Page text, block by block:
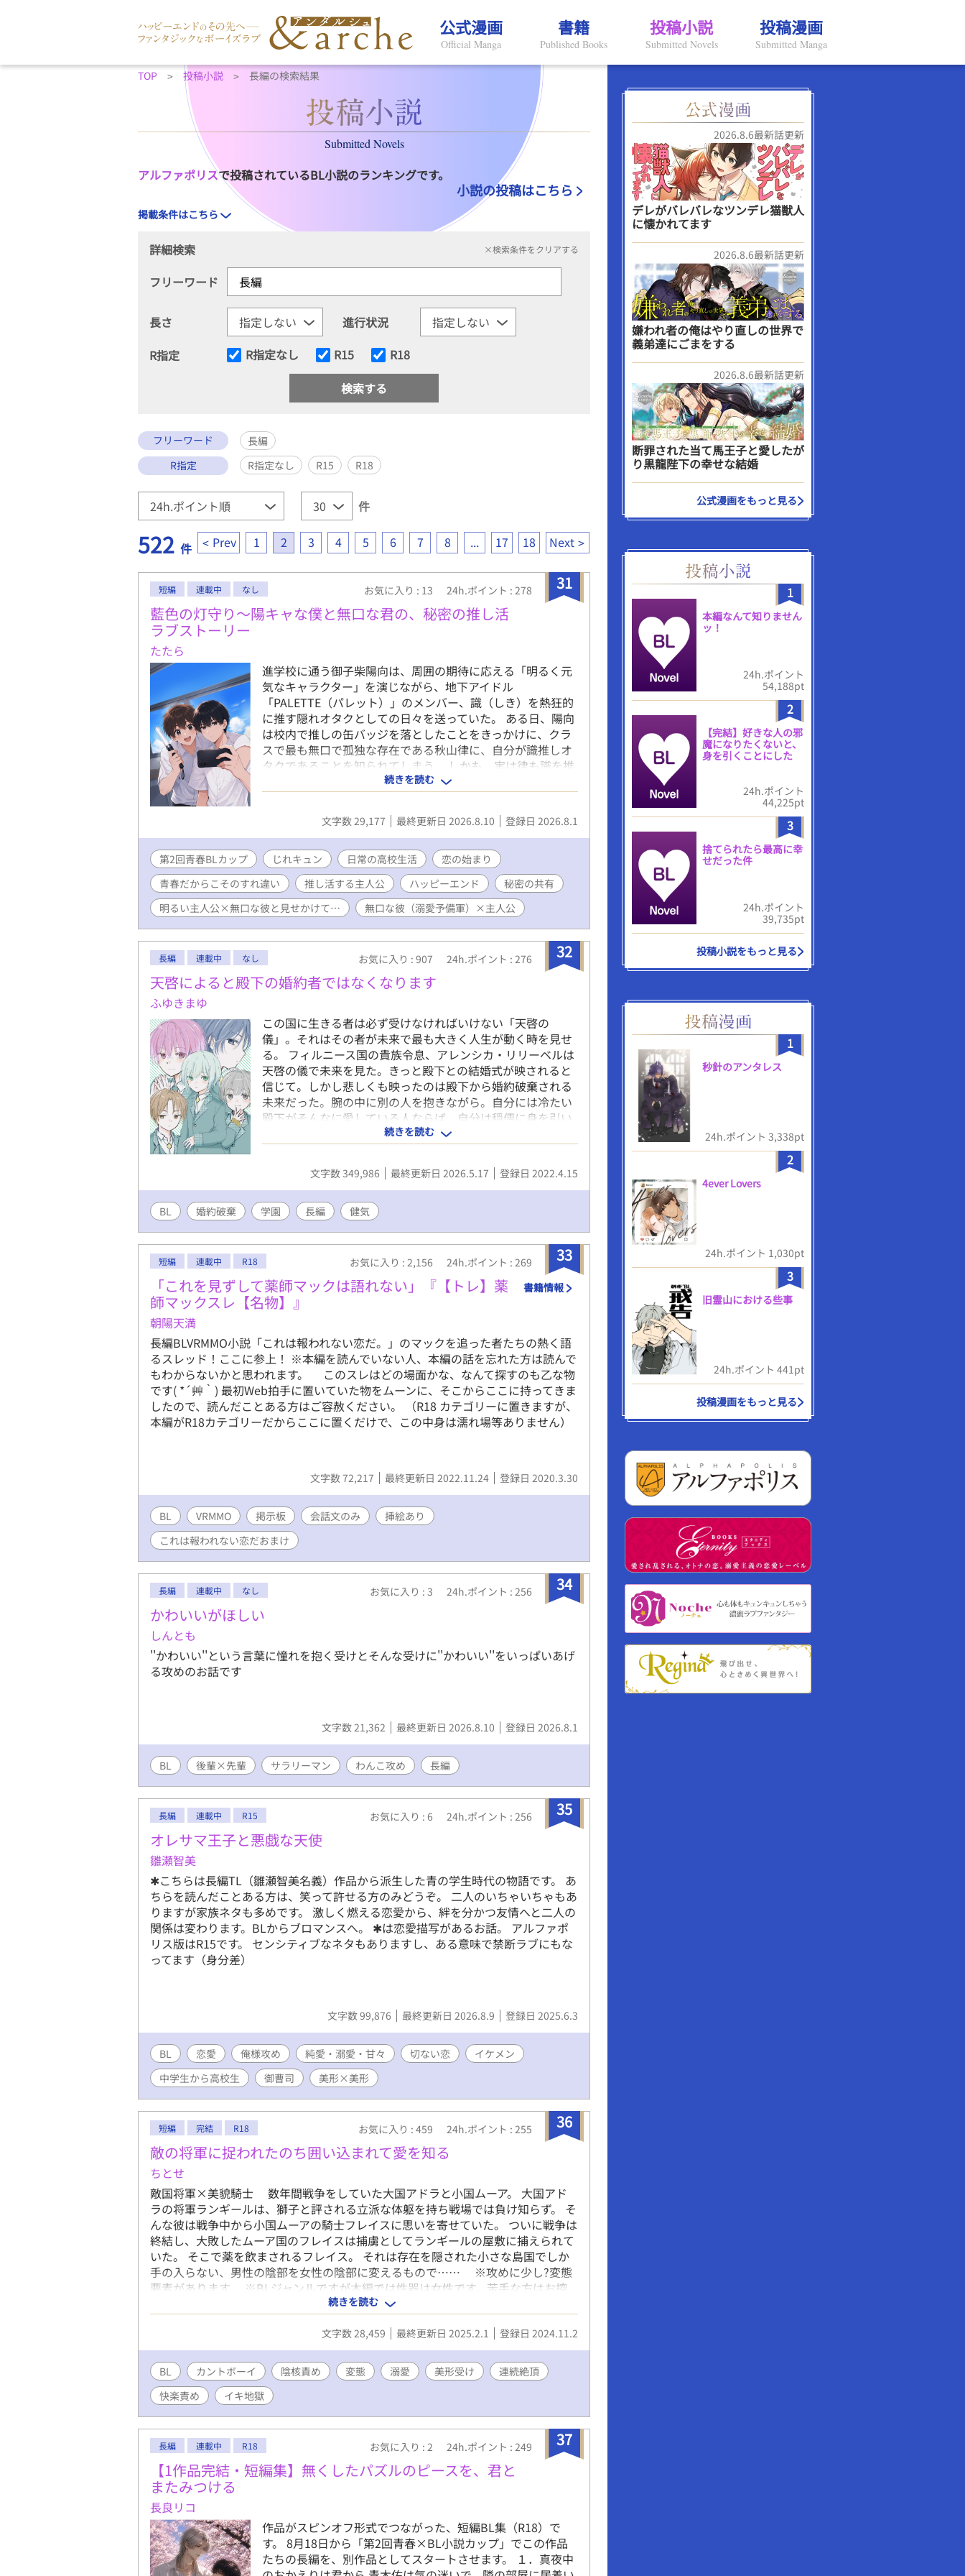
公式漫画
Official Manga
書籍
Published Books
投稿小説
Submitted Novels
投稿漫画
Submitted Manga
TOP 投稿小説 長編の検索結果
Submitted Novels
アルファポリスで投稿されているBL小説のランキングです。
小説の投稿はこちら
掲載条件はこちら
詳細検索 ×検索条件をクリアする
フリーワード
長さ
進行状況
R指定
R指定なし R15 R18
フリーワード
長編
R指定
R指定なし R15 R18
件
522 件 Prev 1 2 3 4 5 6 7 8 ... 17 18 Next
31
短編 連載中 なし お気に入り : 13 24h.ポイント : 278
藍色の灯守り～陽キャな僕と無口な君の、秘密の推し活
ラブストーリー
たたら
進学校に通う御子柴陽向は、周囲の期待に応える「明るく元
気なキャラクター」を演じながら、地下アイドル
「PALETTE（パレット）」のメンバー、識（しき）を熱狂的
に推す隠れオタクとしての日々を送っていた。 ある日、陽向
は校内で推しの缶バッジを落としたことをきっかけに、クラ
スで最も無口で孤独な存在である秋山律に、自分が識推しオ
タクであることを知られてしまう。 しかも、実は律も識を推
す「同担」だった！ 二人は「学校では他人のふりをする」と
いう規約を交わしながら、ライブの同行や律のマンションで
の勉強会を通じて、誰にも言えない秘密を共有する唯一無二
の仲になってく。 家庭環境から深い孤独を抱える律と、キャ
『灯火（ともしび）』の歌詞にある「ここにいていい」とい
う言葉に救われ、次第に素の自分をさらけ出せる居場所を見
出していく。 しかし、校内で二人の関係が噂になり始める
と、陽向は自分の立場を守るために咄嗟に律を突き放す嘘を
向。 騒動を乗り越えた２人は、お互いが人生の「灯火（とも
しび）」であることを確信する。 やがて恋人同士となった二
人は共に歩む未来を誓い合う。 「推し活」から始まるピュア
で切ない青春BLストーリーです。 *** 久しぶりの青春もの。
ュン！を目指しました。 ええ、キュン！です。 ちょっと最後
の方で、いつものごとく腹黒執着っぽい匂いが若干する気も
しますが。 初々しいキュンキュン物語です！（と力説するぐ
らいには、……青春です💦） いつもの溺愛系ではなく「恋の
始まり」をテーマにしています。 ※第2回青春BLカップ参加
作品です ※毎日12時、1話更新 ただし、第2回青春BLカップ
ではランダムにボーナスタイムが発生するとか……？ ボーナ
スタイムを見かけたときは、通常更新とは別に、１話多く更
新するので、未読には気を付けてくださいね。 ※29話で完
発生と、現在手直ししつつですので、話数が減る可能性あ
り。 なので完結予定日が前倒しになることもあります。 (完
結したけど、いつものごとく長編になってしまったので💦 青
春BLカップの規定文字数になるように、頑張って色々と削り
してます。 BETで応援していただけたら嬉しいです(*^^*)
続きを読む
文字数 29,177 最終更新日 2026.8.10 登録日 2026.8.1
第2回青春BLカップ じれキュン 日常の高校生活
恋の始まり
青春だからこそのすれ違い
推し活する主人公 ハッピーエンド
秘密の共有
明るい主人公×無口な彼と見せかけて…
無口な彼（溺愛予備軍）×主人公
32
長編 連載中 なし お気に入り : 907 24h.ポイント : 276
天啓によると殿下の婚約者ではなくなります
ふゆきまゆ
この国に生きる者は必ず受けなければいけない「天啓の
儀」。それはその者が未来で最も大きく人生が動く時を見せ
る。 フィルニース国の貴族令息、アレンシカ・リリーベルは
天啓の儀で未来を見た。きっと殿下との結婚式が映されると
信じて。しかし悲しくも映ったのは殿下から婚約破棄される
未来だった。腕の中に別の人を抱きながら。自分には冷たい
殿下がそんなに愛している人ならば、自分は穏便に身を引い
て二人を祝福しましょう。そうして一年後、学園に入学後に
出会った友人になった将来の殿下の想い人をそれとなく応援
しようと思ったら…。 ●婚約破棄ものですが主人公に悪役令
息、転生転移、回帰の要素はありません。 性表現は一切出て
続きを読む
文字数 349,986 最終更新日 2026.5.17 登録日 2022.4.15
BL 婚約破棄 学園 長編 健気
33
短編 連載中 R18 お気に入り : 2,156 24h.ポイント : 269
「これを見ずして薬師マックは語れない」『【トレ】薬
師マックスレ【名物】』
朝陽天満
書籍情報
長編BLVRMMO小説「これは報われない恋だ。」のマックを追った者たちの熱く語
るスレッド！ここに参上！ ※本編を読んでいない人、本編の話を忘れた方は読んで
もわからないかと思われます。 このスレはどの場面かな、なんて探すのも乙な物
です( *´艸｀) 最初Web拍手に置いていた物をムーンに、そこからここに持ってきま
したので、読んだことある方はご容赦ください。 （R18 カテゴリーに置きますが、
本編がR18カテゴリーだからここに置くだけで、この中身は濡れ場等ありません）
文字数 72,217 最終更新日 2022.11.24 登録日 2020.3.30
BL VRMMO 掲示板 会話文のみ
挿絵あり
これは報われない恋だおまけ
34
長編 連載中 なし お気に入り : 3 24h.ポイント : 256
かわいいがほしい
しんとも
''かわいい''という言葉に憧れを抱く受けとそんな受けに''かわいい''をいっぱいあげ
る攻めのお話です
文字数 21,362 最終更新日 2026.8.10 登録日 2026.8.1
BL 後輩×先輩 サラリーマン わんこ攻め 長編
35
長編 連載中 R15 お気に入り : 6 24h.ポイント : 256
オレサマ王子と悪戯な天使
雛瀬智美
✱こちらは長編TL（雛瀬智美名義）作品から派生した青の学生時代の物語です。 あ
ちらを読んだことある方は、笑って許せる方のみどうぞ。 二人のいちゃいちゃもあ
りますが家族ネタも多めです。 激しく燃える恋愛から、絆を分かつ友情へと二人の
関係は変わります。BLからブロマンスへ。 ✱は恋愛描写があるお話。 アルファポ
リス版はR15です。 センシティブなネタもありますし、ある意味で禁断ラブにもな
ってます（身分差）
文字数 99,876 最終更新日 2026.8.9 登録日 2025.6.3
BL 恋愛 俺様攻め 純愛・溺愛・甘々 切ない恋
イケメン
中学生から高校生
御曹司 美形×美形
36
短編 完結 R18 お気に入り : 459 24h.ポイント : 255
敵の将軍に捉われたのち囲い込まれて愛を知る
ちとせ
敵国将軍×美貌騎士 数年間戦争をしていた大国アドラと小国ムーア。 大国アド
ラの将軍ランギールは、獅子と評される立派な体躯を持ち戦場では負け知らず。 そ
んな彼は戦争中から小国ムーアの騎士フレイスに思いを寄せていた。 ついに戦争は
終結し、大敗したムーア国のフレイスは捕虜としてランギールの屋敷に捕えられて
いた。 そこで薬を飲まされるフレイス。 それは存在を隠された小さな島国でしか
手の入らない、男性の陰部を女性の陰部に変えるもので…… ※攻めに少し?変態
要素があります ※BLジャンルですが本編では性器は女性です。苦手な方はお控
えください 現在執筆中の長編小説の息抜きも兼ねているのでややご都合主義なと
ころあると思います。ご了承ください。 カントボーイネタが書きたいと思い立
ち、作者の趣味を詰め込んだような内容です！ お話は完結しているのですが、たま
にアイデアが湧いてきたときに不定期更新することあります。 基本5ページ以降は
本格的なイキ地獄でフレイスがとことん責められちゃいます。※閑話は除く だいた
い女性器での描写になる予定です。 フレイスのことを好きすぎて限界まで攻めちゃ
うランギールをお許しください。
続きを読む
文字数 28,459 最終更新日 2025.2.1 登録日 2024.11.2
BL カントボーイ 陰核責め 変態 溺愛 美形受け
連続絶頂
快楽責め
イキ地獄
37
長編 連載中 R18 お気に入り : 2 24h.ポイント : 249
【1作品完結・短編集】無くしたパズルのピースを、君と
またみつける
長良リコ
作品がスピンオフ形式でつながった、短編BL集（R18）で
す。 8月18日から「第2回青春×BL小説カップ」でこの作品
たちの長編を、別作品としてスタートさせます。 １．真夜中
2026.8.6最新話更新
デレがバレバレなツンデレ猫獣人
に懐かれてます
2026.8.6最新話更新
嫌われ者の俺はやり直しの世界で
義弟達にごまをする
2026.8.6最新話更新
断罪された当て馬王子と愛したが
り黒龍陛下の幸せな結婚
公式漫画をもっと見る
1
本編なんて知りません
ッ！
24h.ポイント
54,188pt
2
【完結】好きな人の邪
魔になりたくないと、
身を引くことにした
24h.ポイント
44,225pt
3
捨てられたら最高に幸
せだった件
24h.ポイント
39,735pt
投稿小説をもっと見る
1
秒針のアンタレス
24h.ポイント 3,338pt
2
4ever Lovers
24h.ポイント 1,030pt
3
旧霊山における些事
24h.ポイント 441pt
投稿漫画をもっと見る